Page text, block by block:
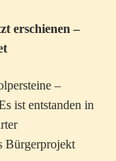
erschienen –
–
ist entstanden in
Bürgerprojekt